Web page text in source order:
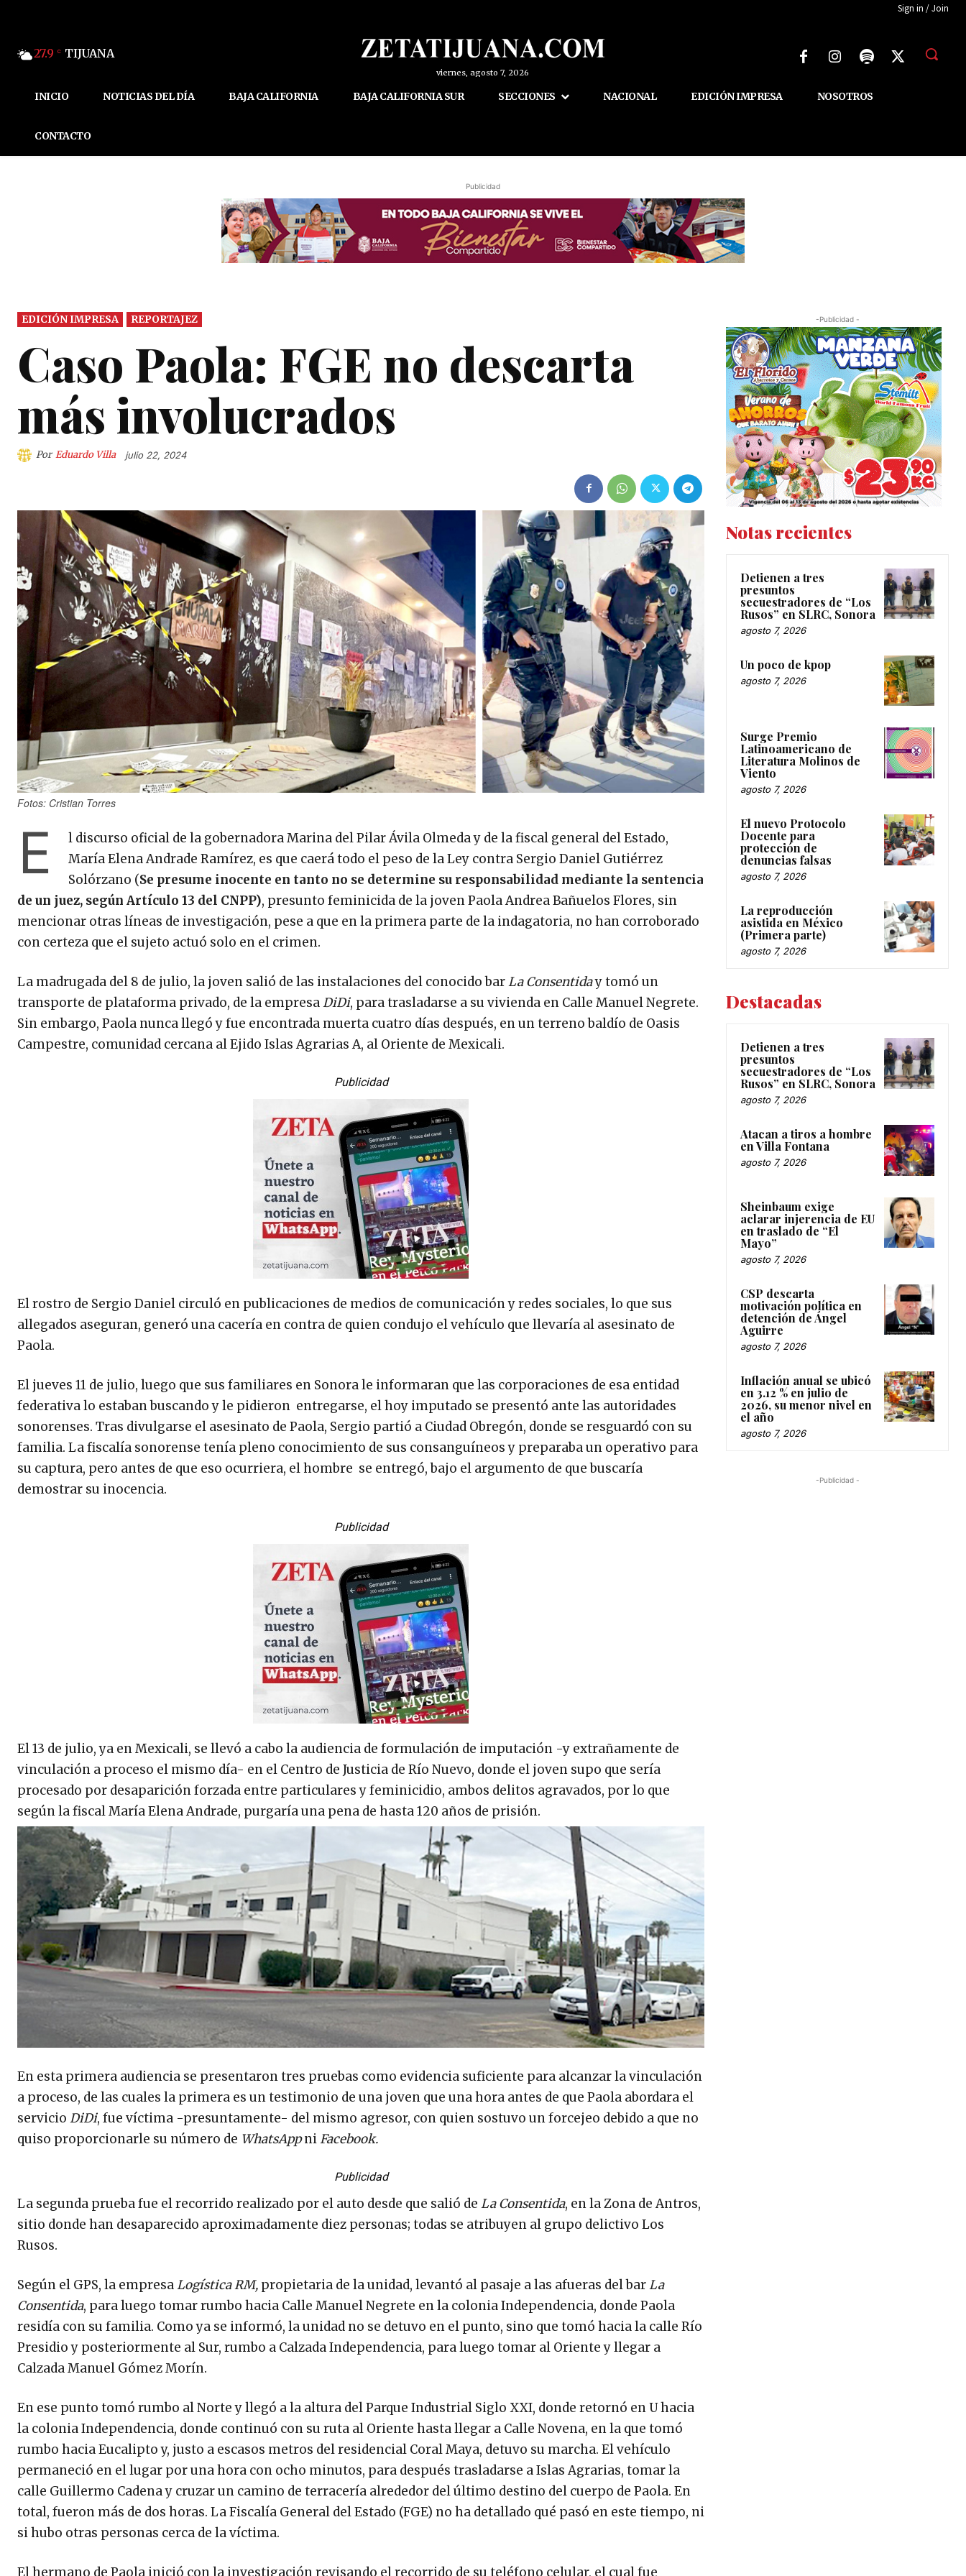
Sign in / Join
27.9 C TIJUANA
viernes, agosto 7, 2026
INICIO NOTICIAS DEL DÍA BAJA CALIFORNIA BAJA CALIFORNIA SUR SECCIONES NACIONAL EDICIÓN IMPRESA NOSOTROS
CONTACTO
Publicidad
EDICIÓN IMPRESA REPORTAJEZ
Caso Paola: FGE no descarta
más involucrados
Por Eduardo Villa julio 22, 2024
Fotos: Cristian Torres
E
l discurso oficial de la gobernadora Marina del Pilar Ávila Olmeda y de la fiscal general del Estado,
María Elena Andrade Ramírez, es que caerá todo el peso de la Ley contra Sergio Daniel Gutiérrez
Solórzano (Se presume inocente en tanto no se determine su responsabilidad mediante la sentencia
de un juez, según Artículo 13 del CNPP), presunto feminicida de la joven Paola Andrea Bañuelos Flores, sin
mencionar otras líneas de investigación, pese a que en la primera parte de la indagatoria, no han corroborado
con certeza que el sujeto actuó solo en el crimen.
La madrugada del 8 de julio, la joven salió de las instalaciones del conocido barLa Consentiday tomó un
transporte de plataforma privado, de la empresaDiDi, para trasladarse a su vivienda en Calle Manuel Negrete.
Sin embargo, Paola nunca llegó y fue encontrada muerta cuatro días después, en un terreno baldío de Oasis
Campestre, comunidad cercana al Ejido Islas Agrarias A, al Oriente de Mexicali.
Publicidad
El rostro de Sergio Daniel circuló en publicaciones de medios de comunicación y redes sociales, lo que sus
allegados aseguran, generó una cacería en contra de quien condujo el vehículo que llevaría al asesinato de
Paola.
El jueves 11 de julio, luego que sus familiares en Sonora le informaran que las corporaciones de esa entidad
federativa lo estaban buscando y le pidieron entregarse, el hoy imputado se presentó ante las autoridades
sonorenses. Tras divulgarse el asesinato de Paola, Sergio partió a Ciudad Obregón, donde se resguardó con su
familia. La fiscalía sonorense tenía pleno conocimiento de sus consanguíneos y preparaba un operativo para
su captura, pero antes de que eso ocurriera, el hombre se entregó, bajo el argumento de que buscaría
demostrar su inocencia.
Publicidad
El 13 de julio, ya en Mexicali, se llevó a cabo la audiencia de formulación de imputación -y extrañamente de
vinculación a proceso el mismo día- en el Centro de Justicia de Río Nuevo, donde el joven supo que sería
procesado por desaparición forzada entre particulares y feminicidio, ambos delitos agravados, por lo que
según la fiscal María Elena Andrade, purgaría una pena de hasta 120 años de prisión.
En esta primera audiencia se presentaron tres pruebas como evidencia suficiente para alcanzar la vinculación
a proceso, de las cuales la primera es un testimonio de una joven que una hora antes de que Paola abordara el
servicio DiDi, fue víctima -presuntamente- del mismo agresor, con quien sostuvo un forcejeo debido a que no
quiso proporcionarle su número de WhatsAppniFacebook.
Publicidad
La segunda prueba fue el recorrido realizado por el auto desde que salió de La Consentida, en la Zona de Antros,
sitio donde han desaparecido aproximadamente diez personas; todas se atribuyen al grupo delictivo Los
Rusos.
Según el GPS, la empresaLogística RM, propietaria de la unidad, levantó al pasaje a las afueras del barLa
Consentida, para luego tomar rumbo hacia Calle Manuel Negrete en la colonia Independencia, donde Paola
residía con su familia. Como ya se informó, la unidad no se detuvo en el punto, sino que tomó hacia la calle Río
Presidio y posteriormente al Sur, rumbo a Calzada Independencia, para luego tomar al Oriente y llegar a
Calzada Manuel Gómez Morín.
En ese punto tomó rumbo al Norte y llegó a la altura del Parque Industrial Siglo XXI, donde retornó en U hacia
la colonia Independencia, donde continuó con su ruta al Oriente hasta llegar a Calle Novena, en la que tomó
rumbo hacia Eucalipto y, justo a escasos metros del residencial Coral Maya, detuvo su marcha. El vehículo
permaneció en el lugar por una hora con ocho minutos, para después trasladarse a Islas Agrarias, tomar la
calle Guillermo Cadena y cruzar un camino de terracería alrededor del último destino del cuerpo de Paola. En
total, fueron más de dos horas. La Fiscalía General del Estado (FGE) no ha detallado qué pasó en este tiempo, ni
si hubo otras personas cerca de la víctima.
El hermano de Paola inició con la investigación revisando el recorrido de su teléfono celular, el cual fue
-Publicidad -
Notas recientes
Detienen a tres
presuntos
secuestradores de “Los
Rusos” en SLRC, Sonora
agosto 7, 2026
Un poco de kpop
agosto 7, 2026
Surge Premio
Latinoamericano de
Literatura Molinos de
Viento
agosto 7, 2026
El nuevo Protocolo
Docente para
protección de
denuncias falsas
agosto 7, 2026
La reproducción
asistida en México
(Primera parte)
agosto 7, 2026
Destacadas
Detienen a tres
presuntos
secuestradores de “Los
Rusos” en SLRC, Sonora
agosto 7, 2026
Atacan a tiros a hombre
en Villa Fontana
agosto 7, 2026
Sheinbaum exige
aclarar injerencia de EU
en traslado de “El
Mayo”
agosto 7, 2026
CSP descarta
motivación política en
detención de Ángel
Aguirre
agosto 7, 2026
Inflación anual se ubicó
en 3.12 % en julio de
2026, su menor nivel en
el año
agosto 7, 2026
-Publicidad -